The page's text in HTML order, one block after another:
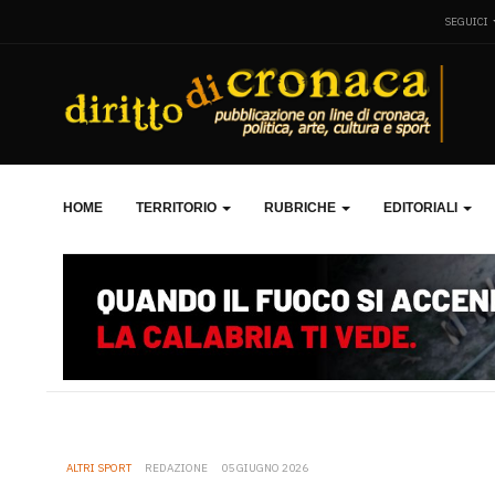
SEGUICI
HOME TERRITORIO RUBRICHE EDITORIALI
ALTRI SPORT REDAZIONE 05 GIUGNO 2026